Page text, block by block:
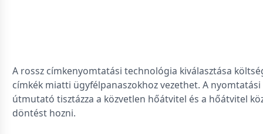
A rossz címkenyomtatási technológia kiválasztása
címkék miatti ügyfélpanaszokhoz vezethet. A
útmutató tisztázza a közvetlen hőátvitel és a hőátvitel
döntést hozni.